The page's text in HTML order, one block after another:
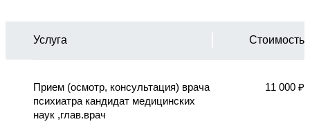
Услуга Стоимость
Прием (осмотр, консультация) врача
психиатра кандидат медицинских
наук ,глав.врач
11 000 ₽